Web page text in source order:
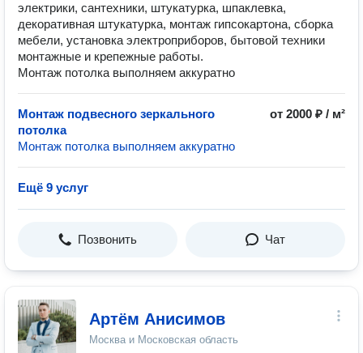
электрики, сантехники, штукатурка, шпаклевка,
декоративная штукатурка, монтаж гипсокартона, сборка
мебели, установка электроприборов, бытовой техники
монтажные и крепежные работы.
Монтаж потолка выполняем аккуратно
Монтаж подвесного зеркального
потолка
от 2000 ₽ / м²
Монтаж потолка выполняем аккуратно
Ещё 9 услуг
Позвонить Чат
Артём Анисимов
Москва и Московская область